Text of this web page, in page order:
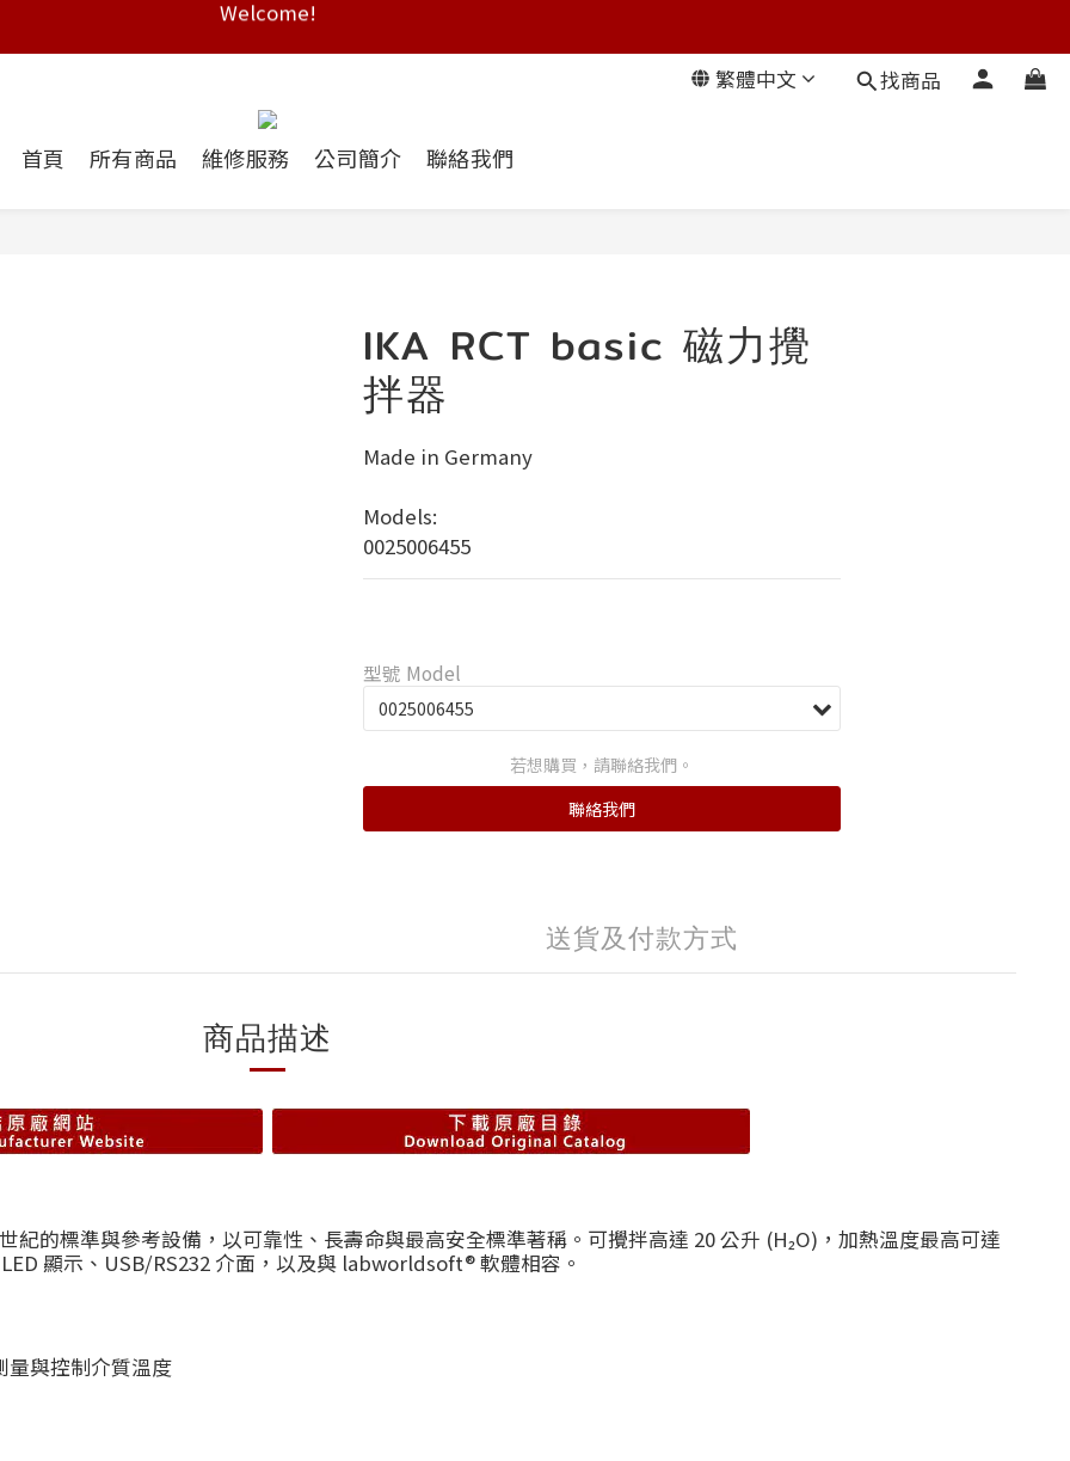
Free shipping on HK orders over $2000
繁體中文
找商品
首頁 所有商品 維修服務 公司簡介 聯絡我們
IKA RCT basic 磁力攪
拌器
Made in Germany
Models:
0025006455
型號 Model
若想購買，請聯絡我們。
聯絡我們
送貨及付款方式
商品描述
紀的標準與參考設備，以可靠性、長壽命與最高安全標準著稱。可攪拌高達 20 公升 (H₂O)，加熱溫度最高可達
顯示、USB/RS232 介面，以及與 labworldsoft® 軟體相容。
量與控制介質溫度